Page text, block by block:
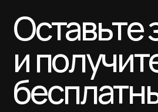
дымохода